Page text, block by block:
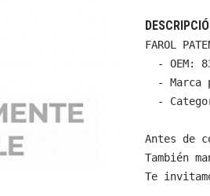
FAROL
- OEM:
- Marca
-
Antes de
También
Te